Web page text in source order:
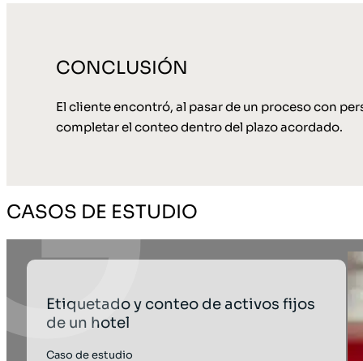
CONCLUSIÓN
El cliente encontró, al pasar de un proceso con
completar el conteo dentro del plazo acordado.
CASOS DE ESTUDIO
Etiquetado y conteo de activos fijos
de un hotel
Caso de estudio